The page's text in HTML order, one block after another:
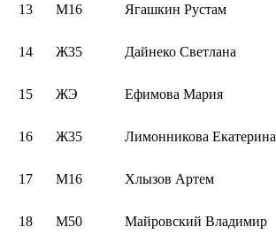
13 М16 Ягашкин Рустам
14 Ж35 Дайнеко Светлана
15 ЖЭ Ефимова Мария
16 Ж35 Лимонникова Екатерина
17 М16 Хлызов Артем
18 М50 Майровский Владимир